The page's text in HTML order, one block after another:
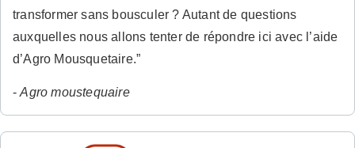
transformer sans bousculer ? Autant de questions
auxquelles nous allons tenter de répondre ici avec l’aide
d’Agro Mousquetaire.”
-Agro moustequaire